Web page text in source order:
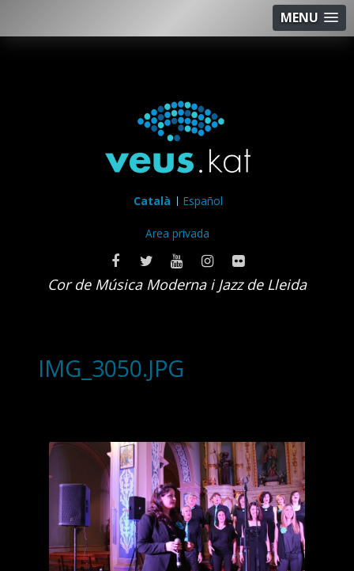
MENU
Català Español
Area privada
Cor de Música Moderna i Jazz de Lleida
IMG_3050.JPG